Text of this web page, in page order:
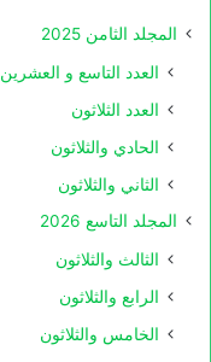
المجلد الثامن 2025
العدد التاسع و العشرين
العدد الثلاثون
الحادي والثلاثون
الثاني والثلاثون
المجلد التاسع 2026
الثالث والثلاثون
الرابع والثلاثون
الخامس والثلاثون